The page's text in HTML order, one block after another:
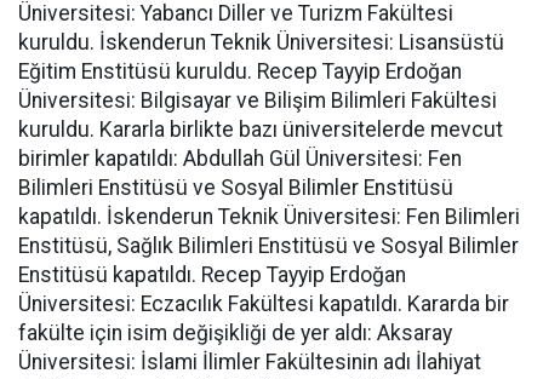
Üniversitesi: Yabancı Diller ve Turizm Fakültesi
kuruldu. İskenderun Teknik Üniversitesi: Lisansüstü
Eğitim Enstitüsü kuruldu. Recep Tayyip Erdoğan
Üniversitesi: Bilgisayar ve Bilişim Bilimleri Fakültesi
kuruldu. Kararla birlikte bazı üniversitelerde mevcut
birimler kapatıldı: Abdullah Gül Üniversitesi: Fen
Bilimleri Enstitüsü ve Sosyal Bilimler Enstitüsü
kapatıldı. İskenderun Teknik Üniversitesi: Fen Bilimleri
Enstitüsü, Sağlık Bilimleri Enstitüsü ve Sosyal Bilimler
Enstitüsü kapatıldı. Recep Tayyip Erdoğan
Üniversitesi: Eczacılık Fakültesi kapatıldı. Kararda bir
fakülte için isim değişikliği de yer aldı: Aksaray
Üniversitesi: İslami İlimler Fakültesinin adı İlahiyat